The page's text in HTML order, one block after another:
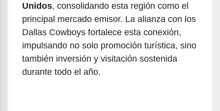
Unidos, consolidando esta región como el
principal mercado emisor. La alianza con los
Dallas Cowboys fortalece esta conexión,
impulsando no solo promoción turística, sino
también inversión y visitación sostenida
durante todo el año.